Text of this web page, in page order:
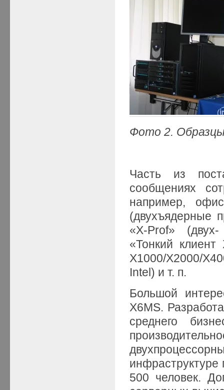
Фото 2. О
Часть из
сообщениях
например,
(двухъядерные
«X-Prof»
«Тонкий
X1000/X2000/
Intel) и т. п.
Большой
X6MS.
среднего
инфраструктуре
500 человек.